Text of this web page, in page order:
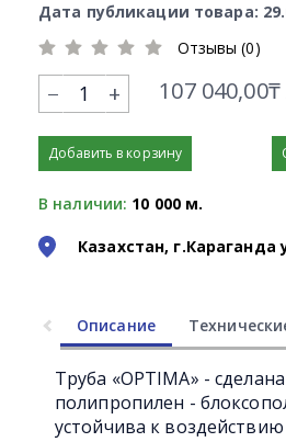
Дата публикации товара:
Отзывы (0)
+ 107
Добавить в корзину
В наличии: 10 000 м.
Казахстан, г.Караганда
Описание
Труба «OPTIMA» -
полипропилен -
устойчива к